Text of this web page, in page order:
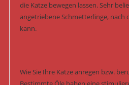
die Katze bewegen lassen. Sehr
angetriebene Schmetterlinge, nach
kann.
Wie Sie Ihre Katze anregen bzw.